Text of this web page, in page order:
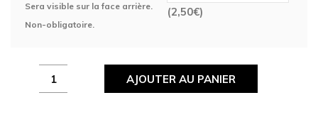
Sera visible sur la face arrière.
Non-obligatoire.
(2,50€)
Maillot
Scoundrels
AJOUTER AU PANIER